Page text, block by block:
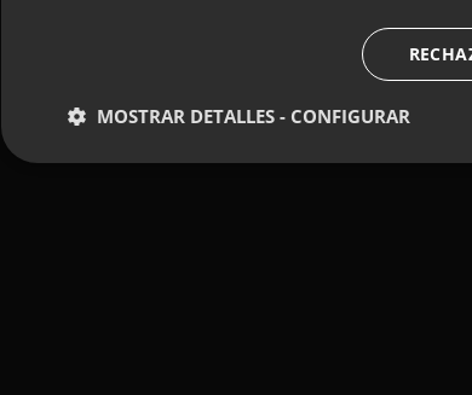
MOSTRAR DETALLES - CONFIGURAR